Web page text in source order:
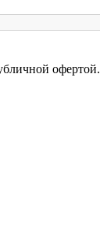
офертой.